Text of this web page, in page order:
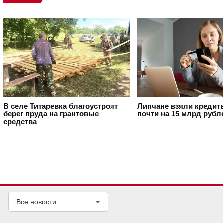
В селе Титаревка благоустроят
берег пруда на грантовые
средства
Липчане взяли
почти на 15 млрд
Все новости